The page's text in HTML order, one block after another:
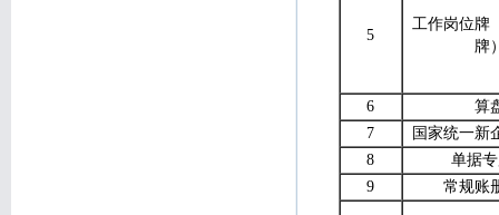
5
工作岗位牌
牌
6
算
7
国家统一新
8
单据
9
常规账